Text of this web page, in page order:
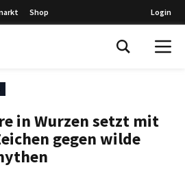
Shop Login
in Wurzen setzt mit
gegen wilde